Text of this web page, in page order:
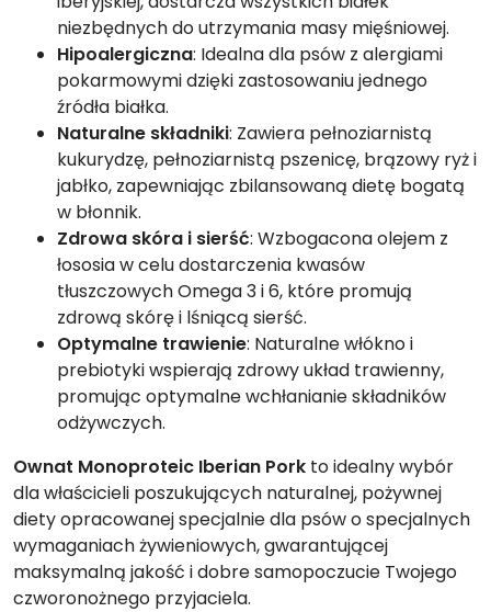
niezbędnych do utrzymania masy mięśniowej.
Hipoalergiczna: Idealna dla psów z alergiami
pokarmowymi dzięki zastosowaniu jednego
źródła białka.
Naturalne składniki: Zawiera pełnoziarnistą
kukurydzę, pełnoziarnistą pszenicę, brązowy ryż i
jabłko, zapewniając zbilansowaną dietę bogatą
w błonnik.
Zdrowa skóra i sierść: Wzbogacona olejem z
łososia w celu dostarczenia kwasów
tłuszczowych Omega 3 i 6, które promują
zdrową skórę i lśniącą sierść.
Optymalne trawienie: Naturalne włókno i
prebiotyki wspierają zdrowy układ trawienny,
promując optymalne wchłanianie składników
odżywczych.
Ownat Monoproteic Iberian Pork to idealny wybór
dla właścicieli poszukujących naturalnej, pożywnej
diety opracowanej specjalnie dla psów o specjalnych
wymaganiach żywieniowych, gwarantującej
maksymalną jakość i dobre samopoczucie Twojego
czworonożnego przyjaciela.